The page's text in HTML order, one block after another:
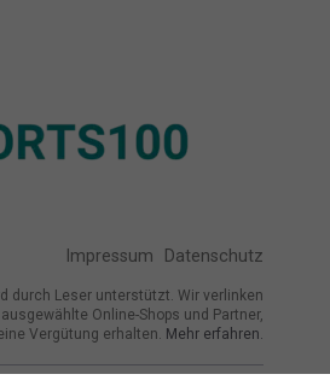
Impressum Datenschutz
durch Leser unterstützt. Wir verlinken
Online-Shops und Partner,
Vergütung erhalten. Mehr erfahren.